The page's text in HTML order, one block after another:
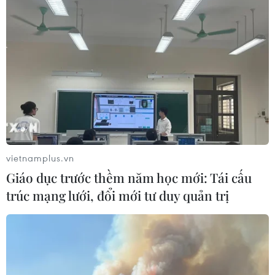
Việt Nam cần theo dõi chặt chẽ các
biện pháp phòng vệ thương mại tại
08/08/2026 00:39
Libya tiến gần hơn tới mục tiêu khai
thác 2 triệu thùng dầu mỗi ngày
08/08/2026 00:12
Việt Nam khẳng định vị thế tại triển
lãm thương mại quốc tế của Ấn Độ
vietnamplus.vn
Giáo dục trước thềm năm học mới: Tái cấu
trúc mạng lưới, đổi mới tư duy quản trị